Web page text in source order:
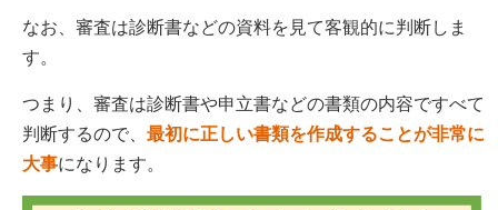
なお、審査は診断書などの資料を見て客観的に判断しま
す。
つまり、審査は診断書や申立書などの書類の内容ですべて
判断するので、 最初に正しい書類を作成することが非常に
大事になります。